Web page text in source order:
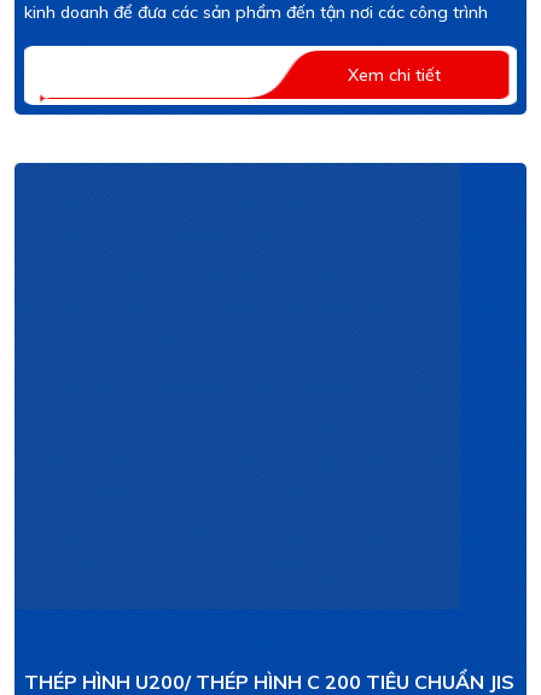
kinh doanh để đưa các sản phẩm đến tận nơi các công trình
Xem chi tiết
THÉP HÌNH U200/ THÉP HÌNH C 200 TIÊU CHUẨN JIS